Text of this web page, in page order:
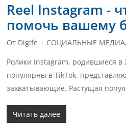
Reel Instagram -
помочь вашему
От Digife СОЦИАЛЬНЫЕ МЕДИА,
Ролики Instagram, родившиеся в
популярны в TikTok,
захватывающие. Растущая
Читать далее